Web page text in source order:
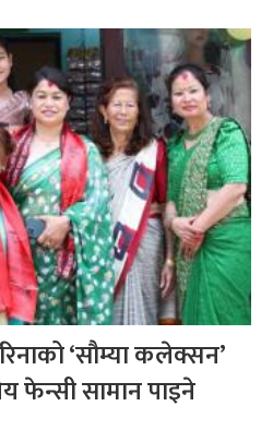
रिनाको ‘सौम्या कलेक्सन’
फेन्सी सामान पाइने